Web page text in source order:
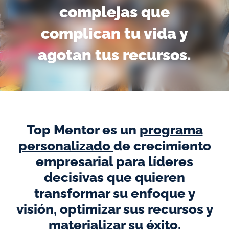
complejas que
complican tu vida y
agotan tus recursos.
Top Mentor es un programa
personalizado de crecimiento
empresarial para líderes
decisivas que quieren
transformar su enfoque y
visión, optimizar sus recursos y
materializar su éxito.